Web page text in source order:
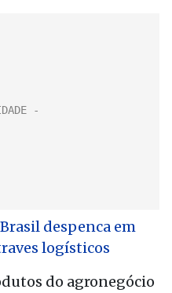
despenca em
logísticos
do agronegócio